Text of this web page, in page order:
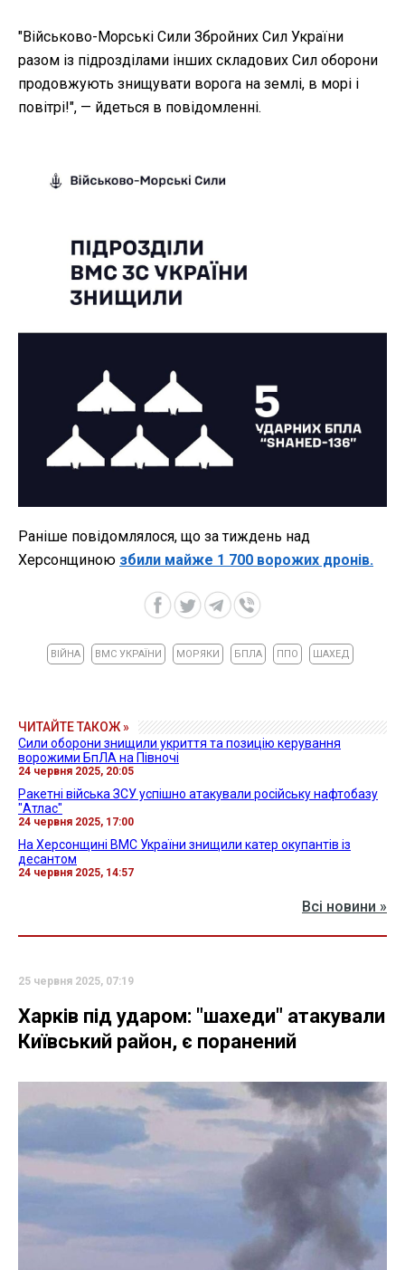
"Військово-Морські Сили Збройних Сил України
разом із підрозділами інших складових Сил оборони
продовжують знищувати ворога на землі, в морі і
повітрі!", — йдеться в повідомленні.
Раніше повідомлялося, що за тиждень над
Херсонщиною збили майже 1 700 ворожих дронів.
ВІЙНА ВМС УКРАЇНИ МОРЯКИ БПЛА ППО ШАХЕД
ЧИТАЙТЕ ТАКОЖ »
Сили оборони знищили укриття та позицію керування
ворожими БпЛА на Півночі
24 червня 2025, 20:05
Ракетні війська ЗСУ успішно атакували російську нафтобазу
"Атлас"
24 червня 2025, 17:00
На Херсонщині ВМС України знищили катер окупантів із
десантом
24 червня 2025, 14:57
Всі новини »
25 червня 2025, 07:19
Харків під ударом: "шахеди" атакували
Київський район, є поранений